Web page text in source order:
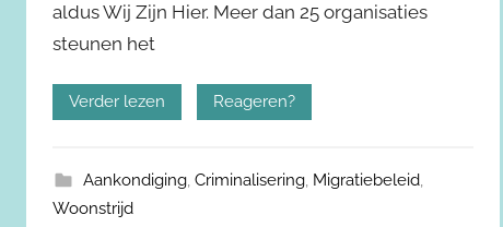
aldus Wij Zijn Hier. Meer dan 25 organisaties
steunen het
Verder lezen Reageren?
Aankondiging, Criminalisering, Migratiebeleid,
Woonstrijd